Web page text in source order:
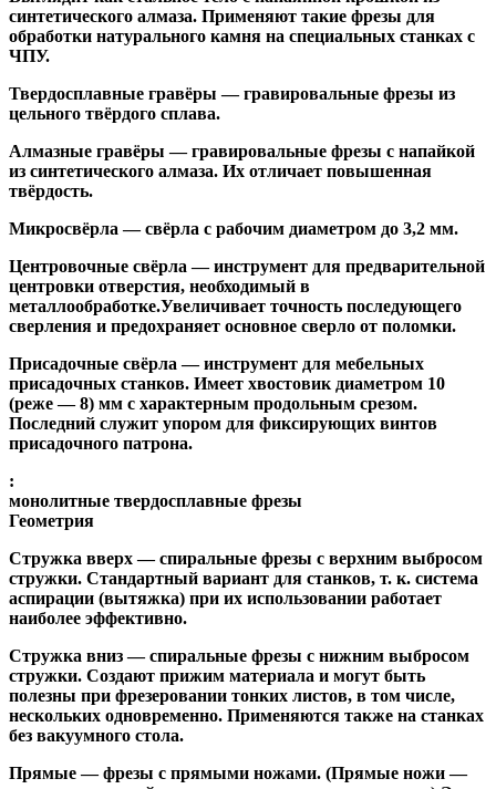
синтетического алмаза. Применяют такие фрезы для
обработки натурального камня на специальных станках с
ЧПУ.
Твердосплавные гравёры — гравировальные фрезы из
цельного твёрдого сплава.
Алмазные гравёры — гравировальные фрезы с напайкой
из синтетического алмаза. Их отличает повышенная
твёрдость.
Микросвёрла — свёрла с рабочим диаметром до 3,2 мм.
Центровочные свёрла — инструмент для предварительной
центровки отверстия, необходимый в
металлообработке.Увеличивает точность последующего
сверления и предохраняет основное сверло от поломки.
Присадочные свёрла — инструмент для мебельных
присадочных станков. Имеет хвостовик диаметром 10
(реже — 8) мм с характерным продольным срезом.
Последний служит упором для фиксирующих винтов
присадочного патрона.
:
монолитные твердосплавные фрезы
Геометрия
Стружка вверх— спиральные фрезы с верхним выбросом
стружки. Стандартный вариант для станков, т. к. система
аспирации (вытяжка) при их использовании работает
наиболее эффективно.
Стружка вниз— спиральные фрезы с нижним выбросом
стружки. Создают прижим материала и могут быть
полезны при фрезеровании тонких листов, в том числе,
нескольких одновременно. Применяются также на станках
без вакуумного стола.
Прямые— фрезы с прямыми ножами. (Прямые ножи —